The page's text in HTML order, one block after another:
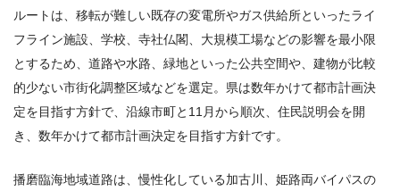
ルートは、移転が難しい既存の変電所やガス供給所といったライ
フライン施設、学校、寺社仏閣、大規模工場などの影響を最小限
とするため、道路や水路、緑地といった公共空間や、建物が比較
的少ない市街化調整区域などを選定。県は数年かけて都市計画決
定を目指す方針で、沿線市町と 11 月から順次、住民説明会を開
き、数年かけて都市計画決定を目指す方針です。
播磨臨海地域道路は、慢性化している加古川、姫路両バイパスの